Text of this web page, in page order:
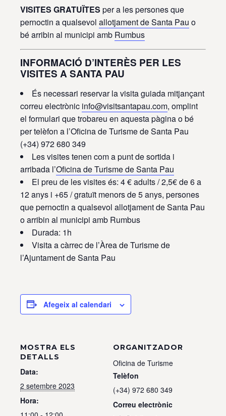
VISITES GRATUÏTES per a les persones que
pernoctin a qualsevol allotjament de Santa Pau o
bé arribin al municipi amb Rumbus
INFORMACIÓ D’INTERÈS PER LES
VISITES A SANTA PAU
És necessari reservar la visita guiada mitjançant
correu electrònic info@visitsantapau.com, omplint
el formulari que trobareu en aquesta pàgina o bé
per telèfon a l’Oficina de Turisme de Santa Pau
(+34) 972 680 349
Les visites tenen com a punt de sortida i
arribada l’Oficina de Turisme de Santa Pau
El preu de les visites és: 4 € adults / 2,5€ de 6 a
12 anys i +65 / gratuït menors de 5 anys, persones
que pernoctin a qualsevol allotjament de Santa Pau
o arribin al municipi amb Rumbus
Durada: 1h
Visita a càrrec de l’Àrea de Turisme de
l’Ajuntament de Santa Pau
Afegeix al calendari
MOSTRA ELS
DETALLS
Data:
2 setembre 2023
Hora:
ORGANITZADOR
Oficina de Turisme
Telèfon
(+34) 972 680 349
Correu electrònic